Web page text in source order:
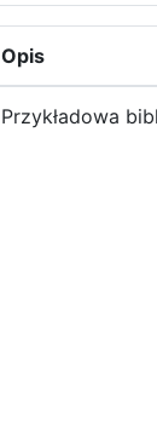
Opis
Przykładowa